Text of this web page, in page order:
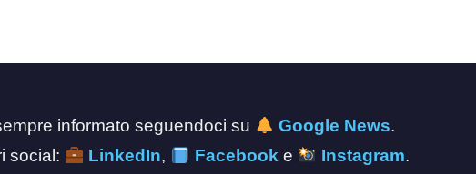
informato seguendoci su Google News.
social:
LinkedIn, Facebooke Instagram.